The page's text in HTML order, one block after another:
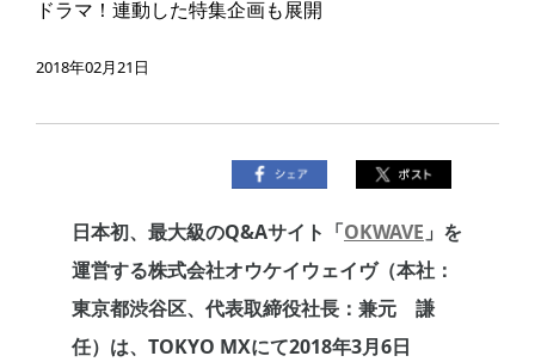
ドラマ！連動した特集企画も展開
2018年02月21日
日本初、最大級のQ&Aサイト「OKWAVE 」を
運営する株式会社オウケイウェイヴ（本社：
東京都渋谷区、代表取締役社長：兼元 謙
任）は、TOKYO MXにて2018年3月6日